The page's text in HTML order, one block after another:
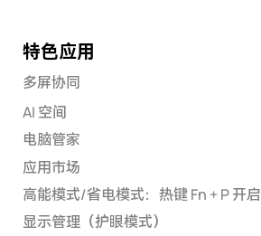
特色应用
多屏协同
AI 空间
电脑管家
应用市场
高能模式/省电模式：热键 Fn + P 开启
显示管理（护眼模式）